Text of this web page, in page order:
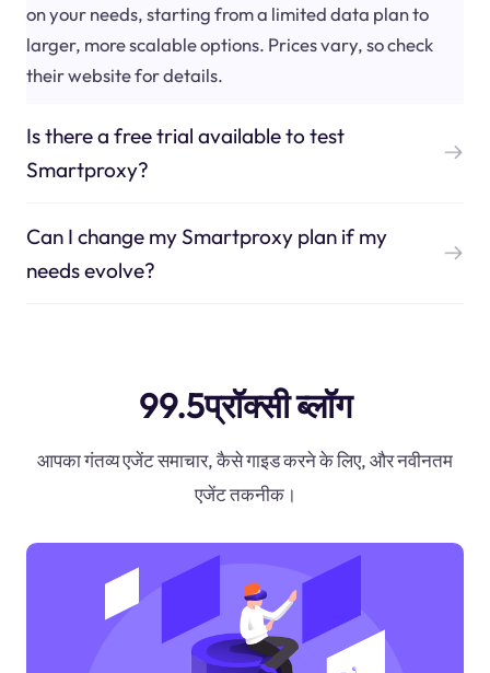
on your needs, starting from a limited data plan to
larger, more scalable options. Prices vary, so check
their website for details.
Is there a free trial available to test
Smartproxy?
Can I change my Smartproxy plan if my
needs evolve?
99.5प्रॉक्सी ब्लॉग
आपका गंतव्य एजेंट समाचार, कैसे गाइड करने के लिए, और नवीनतम
एजेंट तकनीक।